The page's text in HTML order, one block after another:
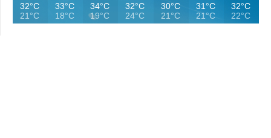
32°C
21°C
33°C
18°C
34°C
19°C
32°C
24°C
30°C
21°C
31°C
21°C
32°C
22°C